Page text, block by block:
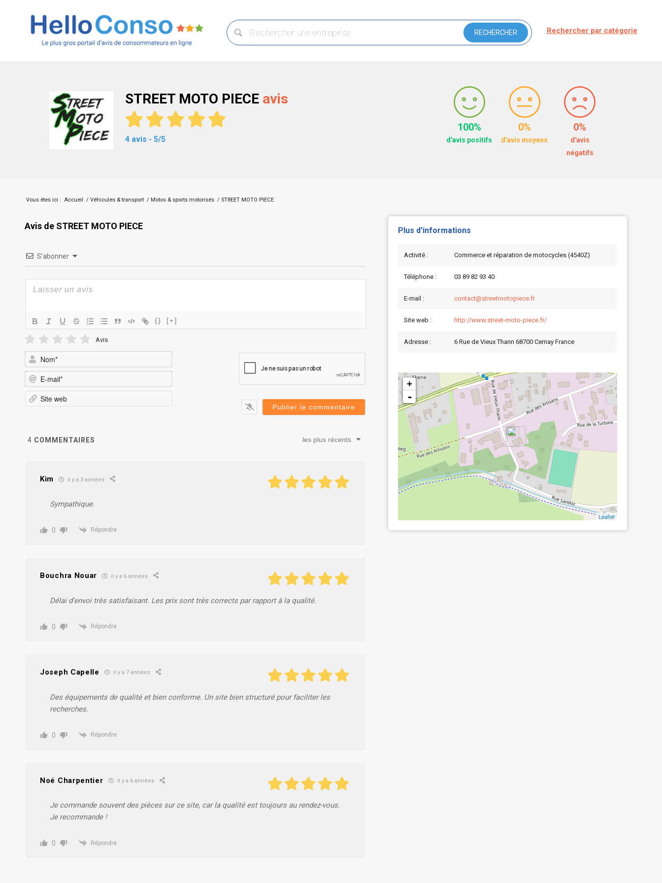
Rechercher par catégorie
STREET MOTO PIECE avis
4 avis - 5/5
100%
d'avis positifs
0%
d'avis moyens
0%
d'avis
négatifs
Vous êtes ici : Accueil / Véhicules & transport / Motos & sports motorisés / STREET MOTO PIECE
Avis de STREET MOTO PIECE
S’abonner
{} [+]
Avis
mail*
4 COMMENTAIRES les plus récents
Kim il y a 3 années
Sympathique.
0 Répondre
Bouchra Nouar il y a 6 années
Délai d’envoi très satisfaisant. Les prix sont très corrects par rapport à la qualité.
0 Répondre
Joseph Capelle il y a 7 années
Des équipements de qualité et bien conforme. Un site bien structuré pour faciliter les
recherches.
0 Répondre
Noé Charpentier il y a 6 années
Je commande souvent des pièces sur ce site, car la qualité est toujours au rendez-vous.
Je recommande !
0 Répondre
Plus d'informations
Activité : Commerce et réparation de motocycles (4540Z)
Téléphone : 03 89 82 93 40
E-mail : contact@streetmotopiece.fr
Site web : http://www.street-moto-piece.fr/
Adresse : 6 Rue de Vieux Thann 68700 Cernay France
+
-
Leaflet